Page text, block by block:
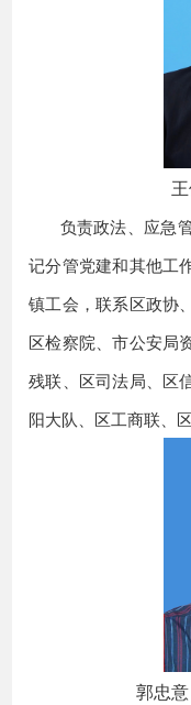
负责政法、应急
记分管党建和其他工
镇工会，联系区政协
区检察院、市公安局
残联、区司法局、区
阳大队、 区工商联、
郭忠